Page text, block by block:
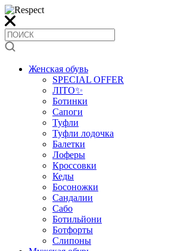
Женская обувь
SPECIAL OFFER
ЛІТО✨
Ботинки
Сапоги
Туфли
Туфли лодочка
Балетки
Лоферы
Кроссовки
Кеды
Босоножки
Сандалии
Сабо
Ботильйони
Ботфорты
Слипоны